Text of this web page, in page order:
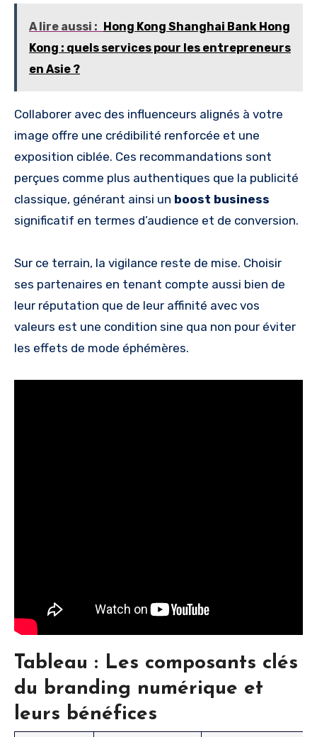
A lire aussi : Hong Kong Shanghai Bank Hong
Kong : quels services pour les entrepreneurs
en Asie ?
Collaborer avec des influenceurs alignés à votre
image offre une crédibilité renforcée et une
exposition ciblée. Ces recommandations sont
perçues comme plus authentiques que la publicité
classique, générant ainsi un boost business
significatif en termes d’audience et de conversion.
Sur ce terrain, la vigilance reste de mise. Choisir
ses partenaires en tenant compte aussi bien de
leur réputation que de leur affinité avec vos
valeurs est une condition sine qua non pour éviter
les effets de mode éphémères.
Tableau : Les composants clés
du branding numérique et
leurs bénéfices